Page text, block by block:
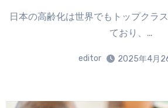
日本の高齢化は世界でもトップクラスのスピードで進行し
ており、…
editor 2025年4月